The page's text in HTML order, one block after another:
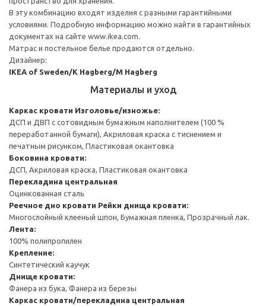
В эту комбинацию входят изделия с разными гарантийными
условиями. Подробную информацию можно найти в гарантийных
документах на сайте www.ikea.com.
Матрас и постельное белье продаются отдельно.
Дизайнер:
IKEA of Sweden/K Hagberg/M Hagberg
Материалы и уход
Каркас кровати Изголовье/изножье:
ДСП и ДВП с сотовидным бумажным наполнителем (100 %
переработанной бумаги), Акриловая краска с тиснением и
печатным рисунком, Пластиковая окантовка
Боковина кровати:
ДСП, Акриловая краска, Пластиковая окантовка
Перекладина центральная
Оцинкованная сталь
Реечное дно кровати Рейки днища кровати:
Многослойный клееный шпон, Бумажная пленка, Прозрачный лак.
Лента:
100% полипропилен
Крепление:
Синтетический каучук
Днище кровати:
Фанера из бука, Фанера из березы
Каркас кровати/перекладина центральная